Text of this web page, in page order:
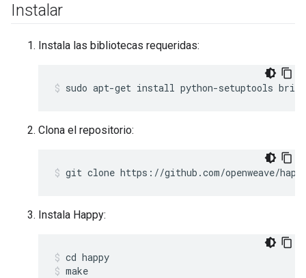
Instalar
Instala las bibliotecas requeridas:
sudo apt-get install python-setuptools
Clona el repositorio:
Instala Happy:
cd happy
make